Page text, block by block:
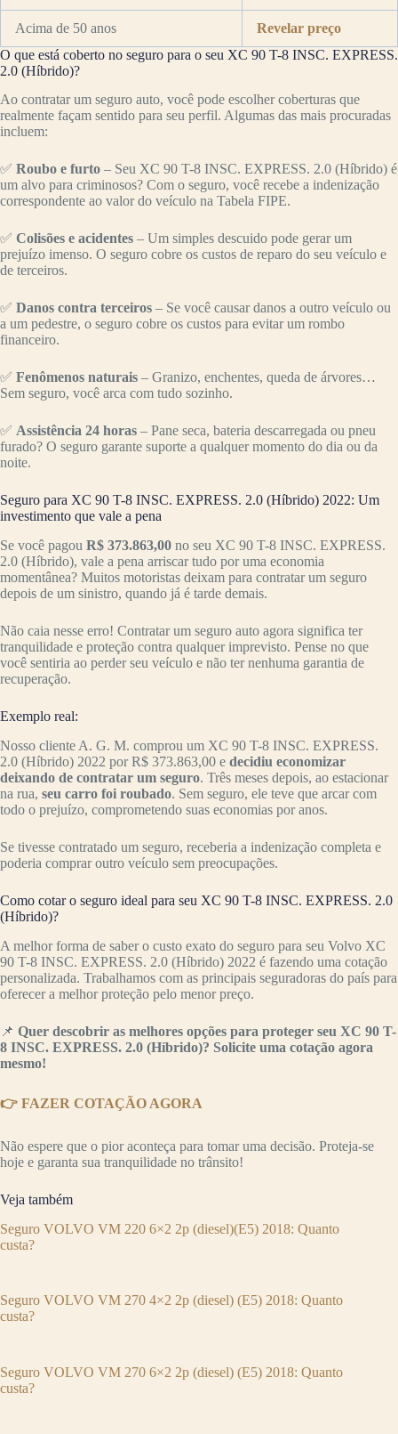
Acima de 50 anos
Revelar preço
O que está coberto no seguro para o seu XC 90 T-8 INSC. EXPRESS.
2.0 (Híbrido)?
Ao contratar um seguro auto, você pode escolher coberturas que
realmente façam sentido para seu perfil. Algumas das mais procuradas
incluem:
✅ Roubo e furto – Seu XC 90 T-8 INSC. EXPRESS. 2.0 (Híbrido) é
um alvo para criminosos? Com o seguro, você recebe a indenização
correspondente ao valor do veículo na Tabela FIPE.
✅ Colisões e acidentes – Um simples descuido pode gerar um
prejuízo imenso. O seguro cobre os custos de reparo do seu veículo e
de terceiros.
✅ Danos contra terceiros – Se você causar danos a outro veículo ou
a um pedestre, o seguro cobre os custos para evitar um rombo
financeiro.
✅ Fenômenos naturais – Granizo, enchentes, queda de árvores…
Sem seguro, você arca com tudo sozinho.
✅ Assistência 24 horas – Pane seca, bateria descarregada ou pneu
furado? O seguro garante suporte a qualquer momento do dia ou da
noite.
Seguro para XC 90 T-8 INSC. EXPRESS. 2.0 (Híbrido) 2022: Um
investimento que vale a pena
Se você pagou R$ 373.863,00 no seu XC 90 T-8 INSC. EXPRESS.
2.0 (Híbrido), vale a pena arriscar tudo por uma economia
momentânea? Muitos motoristas deixam para contratar um seguro
depois de um sinistro, quando já é tarde demais.
Não caia nesse erro! Contratar um seguro auto agora significa ter
tranquilidade e proteção contra qualquer imprevisto. Pense no que
você sentiria ao perder seu veículo e não ter nenhuma garantia de
recuperação.
Exemplo real:
Nosso cliente A. G. M. comprou um XC 90 T-8 INSC. EXPRESS.
2.0 (Híbrido) 2022 por R$ 373.863,00 e decidiu economizar
deixando de contratar um seguro. Três meses depois, ao estacionar
na rua, seu carro foi roubado. Sem seguro, ele teve que arcar com
todo o prejuízo, comprometendo suas economias por anos.
Se tivesse contratado um seguro, receberia a indenização completa e
poderia comprar outro veículo sem preocupações.
Como cotar o seguro ideal para seu XC 90 T-8 INSC. EXPRESS. 2.0
(Híbrido)?
A melhor forma de saber o custo exato do seguro para seu Volvo XC
90 T-8 INSC. EXPRESS. 2.0 (Híbrido) 2022 é fazendo uma cotação
personalizada. Trabalhamos com as principais seguradoras do país para
oferecer a melhor proteção pelo menor preço.
📌 Quer descobrir as melhores opções para proteger seu XC 90 T-
8 INSC. EXPRESS. 2.0 (Híbrido)? Solicite uma cotação agora
mesmo!
👉 FAZER COTAÇÃO AGORA
Não espere que o pior aconteça para tomar uma decisão. Proteja-se
hoje e garanta sua tranquilidade no trânsito!
Veja também
Seguro VOLVO VM 220 6×2 2p (diesel)(E5) 2018: Quanto
custa?
Seguro VOLVO VM 270 4×2 2p (diesel) (E5) 2018: Quanto
custa?
Seguro VOLVO VM 270 6×2 2p (diesel) (E5) 2018: Quanto
custa?